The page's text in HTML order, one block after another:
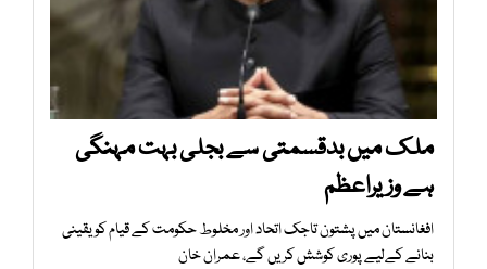
ملک میں بدقسمتی سے بجلی بہت مہنگی
ہے وزیراعظم
افغانستان میں پشتون تاجک اتحاد اور مخلوط حکومت کے قیام کو یقینی
بنانے کےلیے پوری کوشش کریں گے، عمران خان